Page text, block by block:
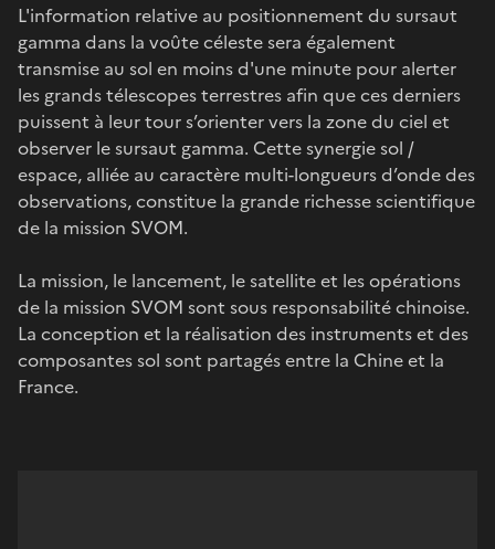
L'information relative au positionnement du sursaut
gamma dans la voûte céleste sera également
transmise au sol en moins d'une minute pour alerter
les grands télescopes terrestres afin que ces derniers
puissent à leur tour s’orienter vers la zone du ciel et
observer le sursaut gamma. Cette synergie sol /
espace, alliée au caractère multi-longueurs d’onde des
observations, constitue la grande richesse scientifique
de la mission SVOM.
La mission, le lancement, le satellite et les opérations
de la mission SVOM sont sous responsabilité chinoise.
La conception et la réalisation des instruments et des
composantes sol sont partagés entre la Chine et la
France.